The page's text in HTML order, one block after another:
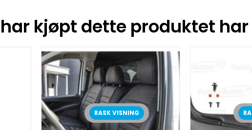
kjøpt dette produktet
RASK VISNING